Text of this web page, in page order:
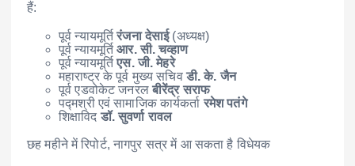
हैं:
पूर्व न्यायमूर्तिरंजना देसाई(अध्यक्ष)
पूर्व न्यायमूर्तिआर. सी. चव्हाण
पूर्व न्यायमूर्तिएस. जी. मेहरे
महाराष्ट्र के पूर्व मुख्य सचिवडी. के. जैन
पूर्व एडवोकेट जनरलबीरेंद्र सराफ
पद्मश्री एवं सामाजिक कार्यकर्तारमेश पतंगे
शिक्षाविदडॉ. सुवर्णा रावल
छह महीने में रिपोर्ट, नागपुर सत्र में आ सकता है विधेयक